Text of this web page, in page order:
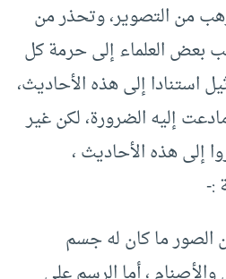
من التصوير، وتحذر من
بعض العلماء إلى حرمة كل
استنادا إلى هذه الأحاديث،
إليه الضرورة، لكن غير
إلى هذه الأحاديث ،
:-
الصور ما كان له جسم